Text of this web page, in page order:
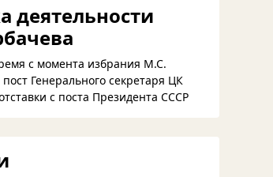
деятельности
с момента избрания М.С.
Генерального секретаря ЦК
с поста Президента СССР